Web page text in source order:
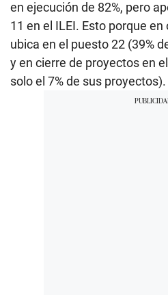
en ejecución de 82%, pero
11 en el ILEI. Esto porque
ubica en el puesto 22 (39%
y en cierre de proyectos en
solo el 7% de sus proyectos).